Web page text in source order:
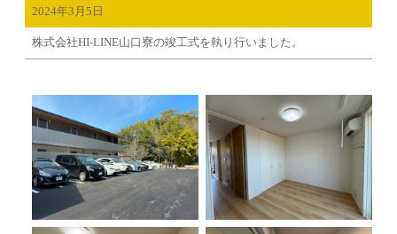
2024年3月5日
株式会社HI-LINE山口寮の竣工式を執り行いました。